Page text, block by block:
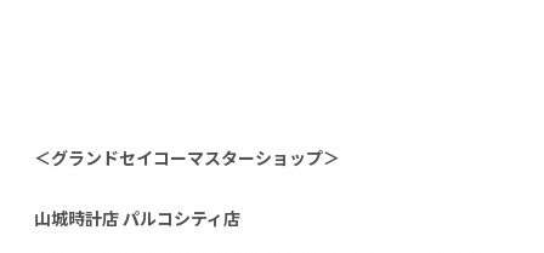
＜グランドセイコーマスターショップ＞
山城時計店 パルコシティ店